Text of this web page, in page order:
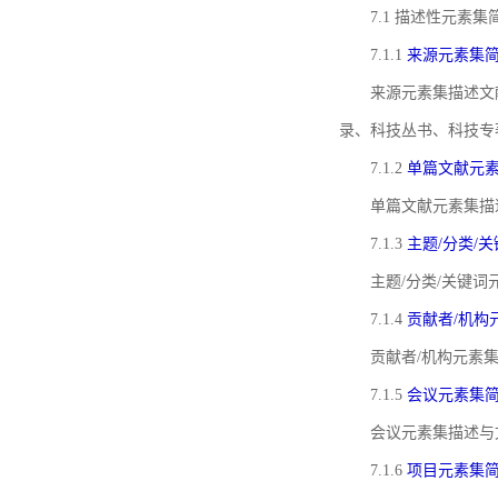
7.1 描述性元素集
7.1.1 来源元素集
来源元素集描述
录、科技丛书、科技
7.1.2 单篇文献元
单篇文献元素集
7.1.3 主题/分类/
主题/分类/关键词
7.1.4 贡献者/机构
贡献者/机构元素
7.1.5 会议元素集
会议元素集描述
7.1.6 项目元素集